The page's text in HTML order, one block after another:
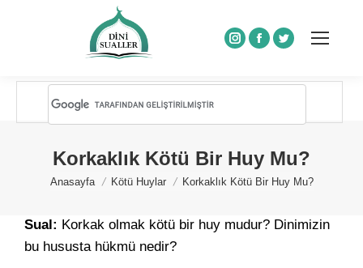
Instagram
Facebook
Twitter
Korkaklık Kötü Bir Huy Mu?
You are here:
Anasayfa Kötü Huylar Korkaklık Kötü Bir Huy Mu?
Sual: Korkak olmak kötü bir huy mudur? Dinimizin
bu hususta hükmü nedir?